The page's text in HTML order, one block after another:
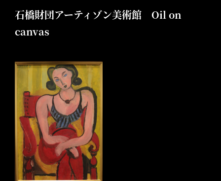
石橋財団アーティゾン美術館 Oil on
canvas